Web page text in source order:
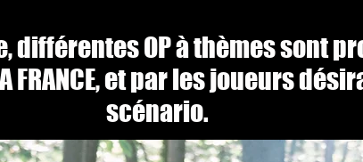
différentes OP à thèmes sont
FRANCE, et par les joueurs
scénario.